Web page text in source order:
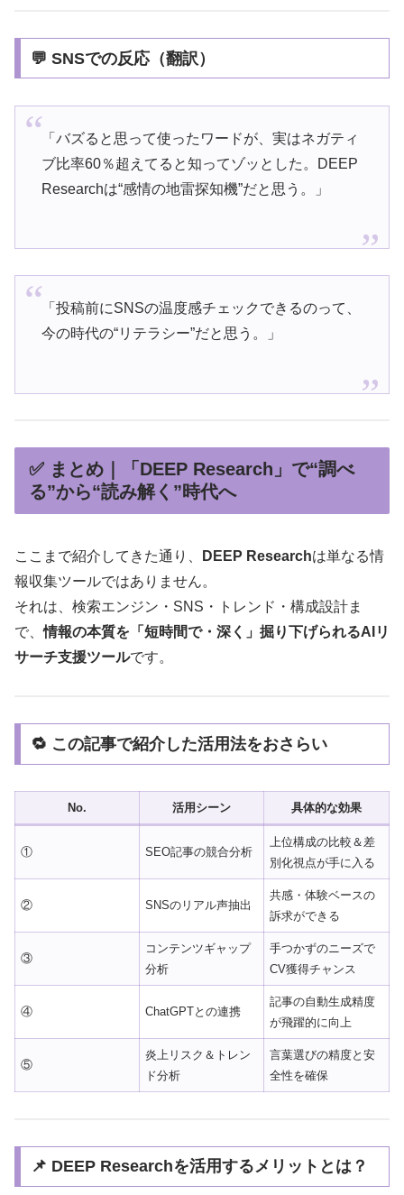
💬 SNSでの反応（翻訳）
「バズると思って使ったワードが、実はネガティ
ブ比率60％超えてると知ってゾッとした。DEEP
Researchは“感情の地雷探知機”だと思う。」
「投稿前にSNSの温度感チェックできるのって、
今の時代の“リテラシー”だと思う。」
✅ まとめ｜「DEEP Research」で“調べ
る”から“読み解く”時代へ
ここまで紹介してきた通り、 DEEP Researchは単なる情
報収集ツールではありません。
それは、検索エンジン・SNS・トレンド・構成設計ま
で、情報の本質を「短時間で・深く」掘り下げられるAIリ
サーチ支援ツールです。
🔁 この記事で紹介した活用法をおさらい
No. 活用シーン 具体的な効果
① SEO記事の競合分析
上位構成の比較＆差
別化視点が手に入る
② SNSのリアル声抽出
共感・体験ベースの
訴求ができる
③
コンテンツギャップ
分析
手つかずのニーズで
CV獲得チャンス
④ ChatGPTとの連携
記事の自動生成精度
が飛躍的に向上
⑤
炎上リスク＆トレン
ド分析
言葉選びの精度と安
全性を確保
📌 DEEP Researchを活用するメリットとは？